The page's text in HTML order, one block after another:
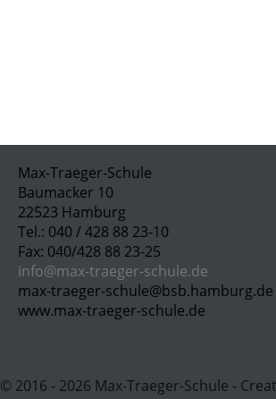
Max-Traeger-Schule
Baumacker 10
22523 Hamburg
Tel.: 040 / 428 88 23-10
Fax: 040/428 88 23-25
info@max-traeger-schule.de
max-traeger-schule@bsb.hamburg.de
www.max-traeger-schule.de
© 2016 - 2026 Max-Traeger-Schule -